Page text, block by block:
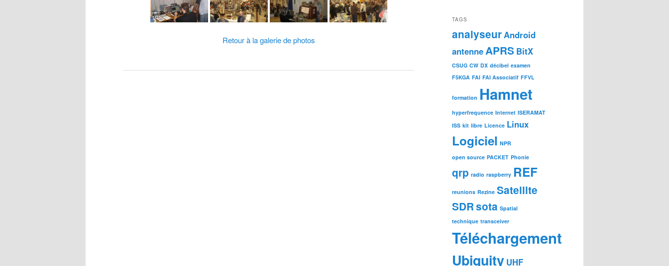
Retour à la galerie de photos
TAGS
analyseur Android
antenne APRS BitX
CSUG CW DX décibel examen
F5KGA FAI FAI Associatif FFVL
formation Hamnet
hyperfrequence Internet ISERAMAT
ISS kit libre Licence Linux
Logiciel NPR
open source PACKET Phonie
qrp radio raspberry REF
reunions Rezine Satellite
SDRsota Spatial
technique transceiver
Téléchargement
Ubiquity UHF